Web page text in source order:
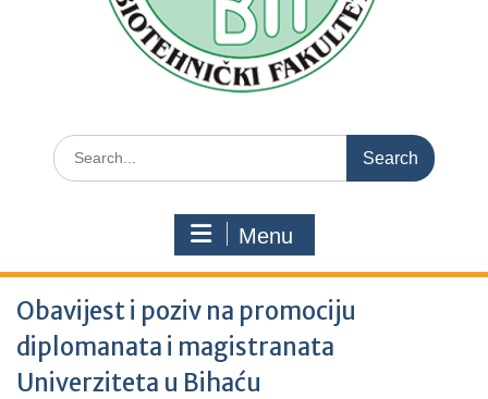
Search
for:
Menu
Obavijest i poziv na promociju
diplomanata i magistranata
Univerziteta u Bihaću